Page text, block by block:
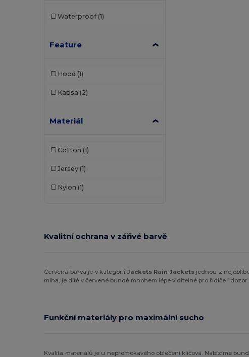
Waterproof (1)
Feature
Hood (1)
Kapsa (2)
Materiál
Cotton (1)
Jersey (1)
Nylon (1)
Kvalitní ochrana v zářivé barvě
Červená barva je v kategorii Jackets Rain Jacketsjednou z
mlha, je dítě v červené bundě mnohem lépe viditelné pro řidiče i
Funkční materiály pro maximální sucho
Kvalita materiálů je u nepromokavého oblečení klíčová. Nabízíme